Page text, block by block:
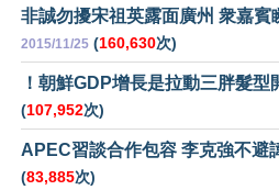
非誠勿擾宋祖英露面廣州 衆嘉賓
2015/11/25 (160,630次)
！朝鮮GDP增長是拉動三胖髮型
(107,952次)
APEC習談合作包容 李克強不避
(83,885次)